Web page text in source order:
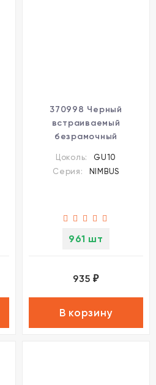
370998 Черный
встраиваемый
безрамочный
потолка с механизмом
Click Clack GU10 макс
Цоколь:
GU10
Серия:
NIMBUS
961 шт
935 ₽
В корзину